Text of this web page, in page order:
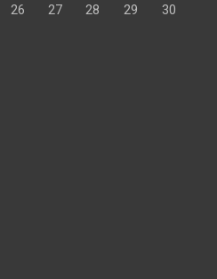
26 27 28 29 30